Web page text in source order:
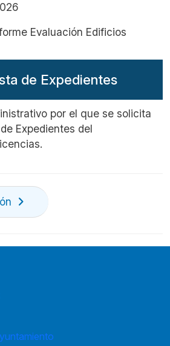
Evaluación Edificios
de Expedientes
por el que se solicita
Expedientes del